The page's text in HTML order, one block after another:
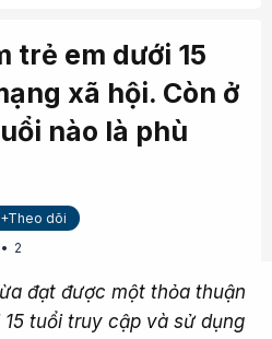
trẻ em dưới 15
xã hội. Còn ở
nào là phù
+Theo dõi
2
đạt được một thỏa thuận
tuổi truy cập và sử dụng